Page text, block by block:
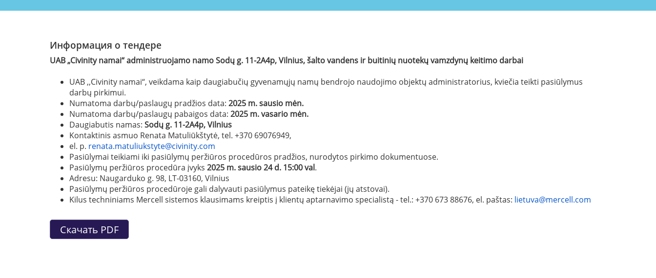
Информация о тендере
UAB „Civinity namai“ administruojamo namo Sodų g. 11-2A4p, Vilnius, šalto vandens ir buitinių nuotekų vamzdynų keitimo darbai
UAB ,,Civinity namai“, veikdama kaip daugiabučių gyvenamųjų namų bendrojo naudojimo objektų administratorius, kviečia teikti pasiūlymus
darbų pirkimui.
Numatoma darbų/paslaugų pradžios data: 2025 m. sausio mėn.
Numatoma darbų/paslaugų pabaigos data: 2025 m. vasario mėn.
Daugiabutis namas: Sodų g. 11-2A4p, Vilnius
Kontaktinis asmuo Renata Matuliūkštytė, tel. +370 69076949,
el. p. renata.matuliukstyte@civinity.com
Pasiūlymai teikiami iki pasiūlymų peržiūros procedūros pradžios, nurodytos pirkimo dokumentuose.
Pasiūlymų peržiūros procedūra įvyks 2025 m. sausio 24 d. 15:00 val.
Adresu: Naugarduko g. 98, LT-03160, Vilnius
Pasiūlymų peržiūros procedūroje gali dalyvauti pasiūlymus pateikę tiekėjai (jų atstovai).
Kilus techniniams Mercell sistemos klausimams kreiptis į klientų aptarnavimo specialistą - tel.: +370 673 88676, el. paštas: lietuva@mercell.com